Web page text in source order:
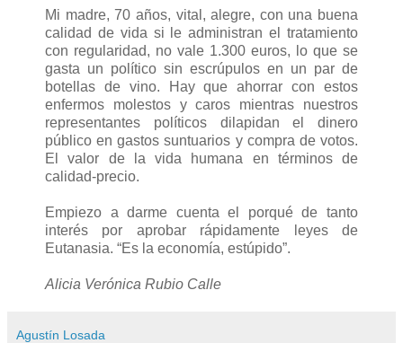
Mi madre, 70 años, vital, alegre, con una buena
calidad de vida si le administran el tratamiento
con regularidad, no vale 1.300 euros, lo que se
gasta un político sin escrúpulos en un par de
botellas de vino. Hay que ahorrar con estos
enfermos molestos y caros mientras nuestros
representantes políticos dilapidan el dinero
público en gastos suntuarios y compra de votos.
El valor de la vida humana en términos de
calidad-precio.
Empiezo a darme cuenta el porqué de tanto
interés por aprobar rápidamente leyes de
Eutanasia. “Es la economía, estúpido”.
Alicia Verónica Rubio Calle
Agustín Losada